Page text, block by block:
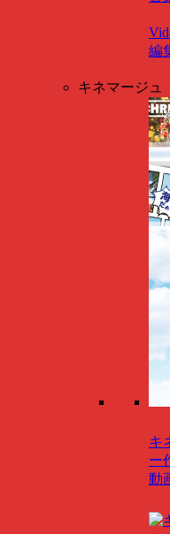
編
キネマージュ
キ
ー
動